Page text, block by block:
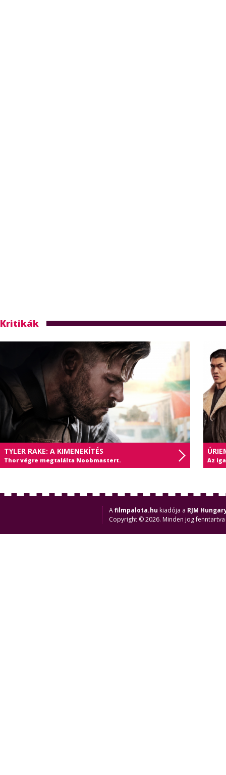
Kritikák
TYLER RAKE: A KIMENEKÍTÉS
Thor végre megtalálta Noobmastert. Az
Afilmpalota.hu kiadója a RJM
Copyright © 2026. Minden jog fenntartva